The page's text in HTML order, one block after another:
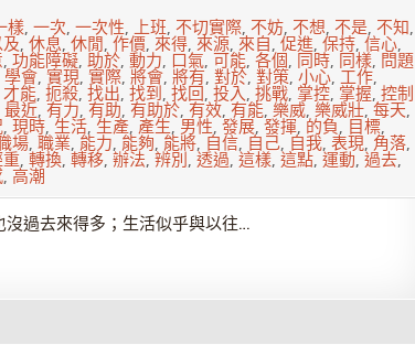
樣, 一次, 一次性, 上班, 不切實際, 不妨, 不想, 不是, 不知,
,休息,休閒,作價, 來得, 來源,來自,促進, 保持, 信心,
,功能障礙, 助於, 動力, 口氣, 可能, 各個, 同時, 同樣,問題
學會,實現, 實際,將會, 將有, 對於, 對策, 小心, 工作,
才能, 扼殺, 找出, 找到, 找回, 投入, 挑戰, 掌控, 掌握, 控制
最近, 有力, 有助, 有助於,有效,有能,樂威, 樂威壯,每天,
,現時,生活,生產,產生,男性,發展,發揮,的負,目標,
場, 職業,能力, 能夠, 能將, 自信,自己, 自我,表現,角落,
,轉換, 轉移,辦法,辨別,透過,這樣, 這點,運動,過去,
, 高潮
過去來得多；生活似乎與以往…